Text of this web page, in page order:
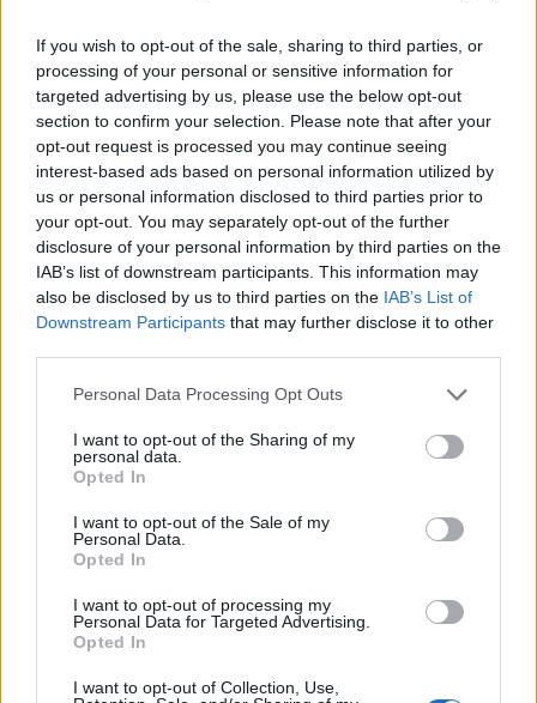
If you wish to opt-out of the sale, sharing to third parties, or
processing of your personal or sensitive information for
targeted advertising by us, please use the below opt-out
section to confirm your selection. Please note that after your
opt-out request is processed you may continue seeing
interest-based ads based on personal information utilized by
us or personal information disclosed to third parties prior to
your opt-out. You may separately opt-out of the further
disclosure of your personal information by third parties on the
IAB’s list of downstream participants. This information may
also be disclosed by us to third parties on the IAB’s List of
Downstream Participants that may further disclose it to other
Personal Data Processing Opt Outs
I want to opt-out of the Sharing of my
personal data.
Opted In
I want to opt-out of the Sale of my
Personal Data.
Opted In
I want to opt-out of processing my
Personal Data for Targeted Advertising.
Opted In
I want to opt-out of Collection, Use,
TAGS Dana Budeanu Facebook influencer PNL
postac
PSD
Rares Bogdan
analfabeți funcționali.
Mulțumim, PSD! Mulțumim,
„Genunche”!
Orban, victorie împotriva PSD
în Parlament! Supra-acciza la
carburanți, eliminată
Redacţia